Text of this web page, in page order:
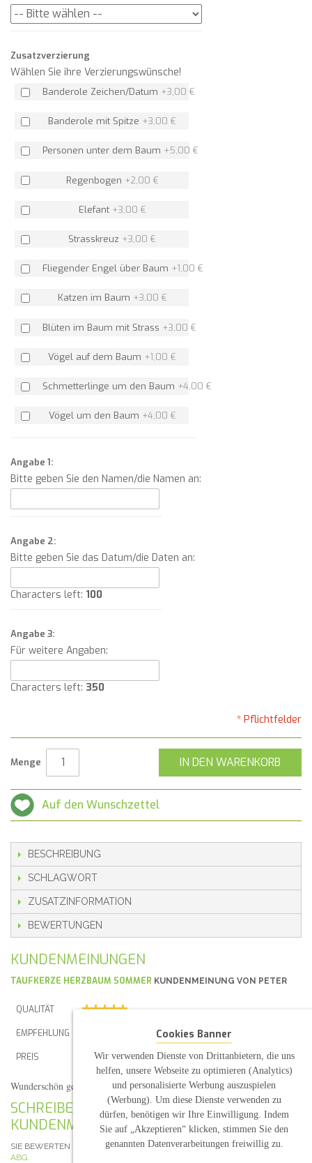
Zusatzverzierung
Wählen Sie ihre Verzierungswünsche!
Banderole Zeichen/Datum +3,00 €
Banderole mit Spitze +3,00 €
Personen unter dem Baum +5,00 €
Regenbogen +2,00 €
Elefant +3,00 €
Strasskreuz +3,00 €
Fliegender Engel über Baum +1,00 €
Katzen im Baum +3,00 €
Blüten im Baum mit Strass +3,00 €
Vögel auf dem Baum +1,00 €
Schmetterlinge um den Baum +4,00 €
Vögel um den Baum +4,00 €
Angabe 1:
Bitte geben Sie den Namen/die Namen an:
Angabe 2:
Bitte geben Sie das Datum/die Daten an:
Characters left: 100
Angabe 3:
Für weitere Angaben:
Characters left: 350
* Pflichtfelder
Menge IN DEN WARENKORB
Auf den Wunschzettel
BESCHREIBUNG
SCHLAGWORT
ZUSATZINFORMATION
BEWERTUNGEN
KUNDENMEINUNGEN
TAUFKERZE HERZBAUM SOMMER KUNDENMEINUNG VON PETER
QUALITÄT
EMPFEHLUNG
PREIS
Wunderschön geschwungene Taufkerze!(Veröffentlicht am 12.09.2019)
SCHREIBEN SIE IHRE EIGENE
KUNDENMEINUNG
SIE BEWERTEN DEN ARTIKEL:TAUFKERZE HERZBAUM SOMMER OVAL
ABG.
Cookies Banner
Wir verwenden Dienste von Drittanbietern, die uns
helfen, unsere Webseite zu optimieren (Analytics)
und personalisierte Werbung auszuspielen
(Werbung). Um diese Dienste verwenden zu
dürfen, benötigen wir Ihre Einwilligung. Indem
Sie auf „Akzeptieren“ klicken, stimmen Sie den
genannten Datenverarbeitungen freiwillig zu.